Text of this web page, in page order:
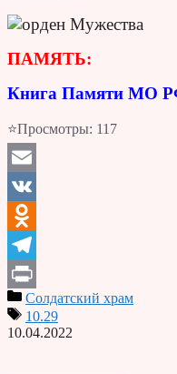
ПАМЯТЬ:
Книга Памяти МО
⭐Просмотры: 117
Email
VK
Odnoklassniki
Telegram
PrintСолдатский храм
10.29
10.04.2022